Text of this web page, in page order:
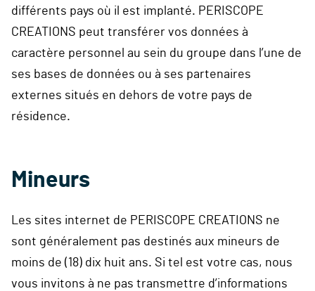
différents pays où il est implanté. PERISCOPE
CREATIONS peut transférer vos données à
caractère personnel au sein du groupe dans l’une de
ses bases de données ou à ses partenaires
externes situés en dehors de votre pays de
résidence.
Mineurs
Les sites internet de PERISCOPE CREATIONS ne
sont généralement pas destinés aux mineurs de
moins de (18) dix huit ans. Si tel est votre cas, nous
vous invitons à ne pas transmettre d’informations